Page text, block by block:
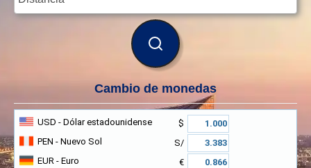
BUSCAR
Cambio de monedas
USD - Dólar estadounidense
$
PEN - Nuevo Sol
S/
EUR - Euro
€